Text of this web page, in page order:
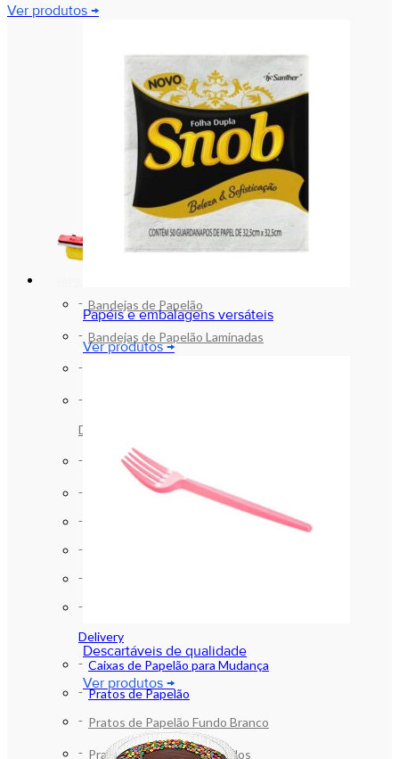
Bandejas de Papelão
Bandejas de Papelão Laminadas
Delivery
Caixas de Papelão para Mudança
Pratos de Papelão
Delivery
Caixas de Papelão para Mudança
Pratos de Papelão
Pratos de Papelão Fundo Branco
Pratos de Papelão Laminados
Ver produtos →
Papéis e embalagens versáteis
Ver produtos →
Descartáveis de qualidade
Ver produtos →